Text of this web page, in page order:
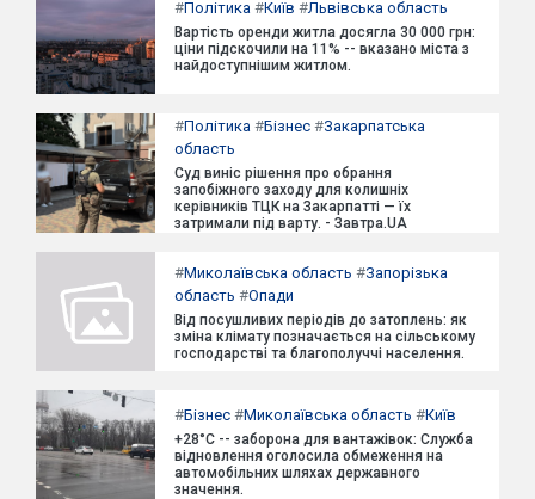
#Політика #Київ #Львівська область
Вартість оренди житла досягла 30 000 грн:
ціни підскочили на 11% -- вказано міста з
найдоступнішим житлом.
#Політика #Бізнес #Закарпатська
область
Суд виніс рішення про обрання
запобіжного заходу для колишніх
керівників ТЦК на Закарпатті — їх
затримали під варту. - Завтра.UA
#Миколаївська область #Запорізька
область #Опади
Від посушливих періодів до затоплень: як
зміна клімату позначається на сільському
господарстві та благополуччі населення.
#Бізнес #Миколаївська область #Київ
+28°C -- заборона для вантажівок: Служба
відновлення оголосила обмеження на
автомобільних шляхах державного
значення.